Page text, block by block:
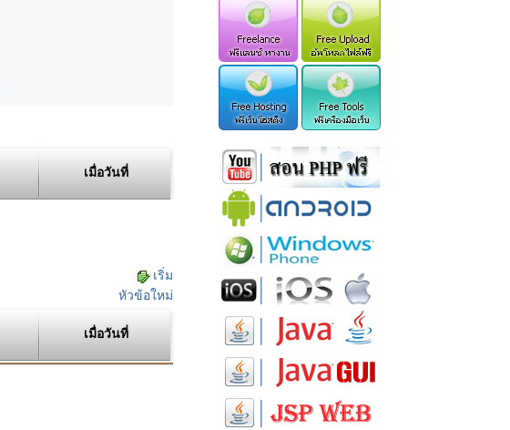
เมื่อวันที่
เริ่ม
หัวข้อใหม่
เมื่อวันที่